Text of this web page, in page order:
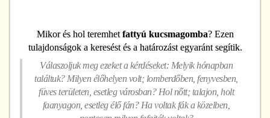
Mikor és hol teremhet fattyú kucsmagomba? Ezen
tulajdonságok a keresést és a határozást egyaránt segítik.
Válaszoljuk meg ezeket a kérdéseket: Melyik hónapban
találtuk? Milyen élőhelyen volt; lomberdőben, fenyvesben,
füves területen, esetleg városban? Hol nőtt; talajon, holt
faanyagon, esetleg élő fán? Ha voltak fák a közelben,